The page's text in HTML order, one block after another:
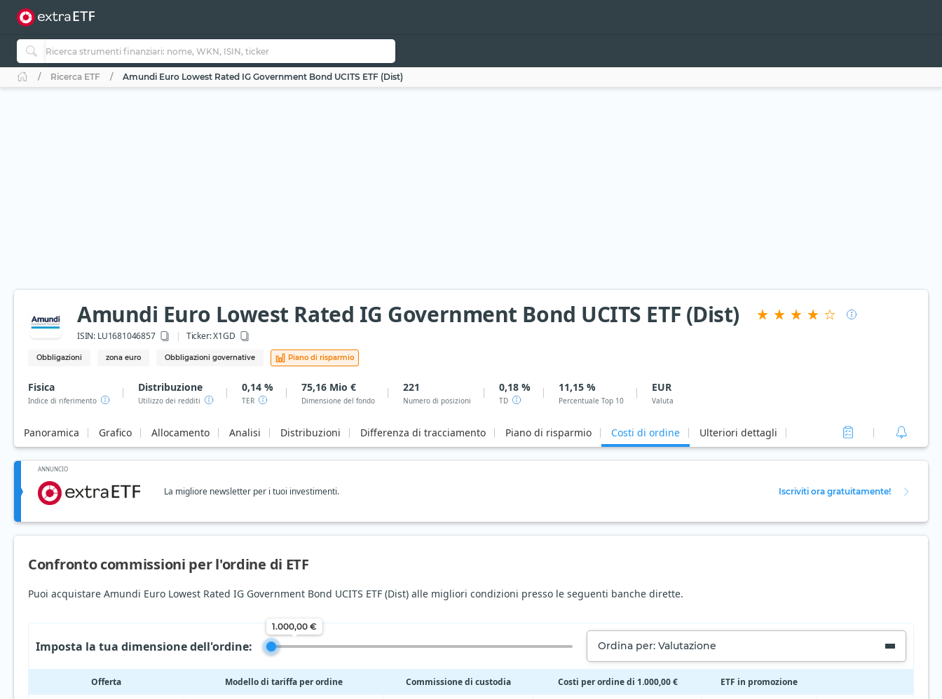
Ricerca ETF Amundi Euro Lowest Rated IG Government Bond UCITS ETF (Dist)
Amundi Euro Lowest Rated IG Government Bond UCITS ETF (Dist)
ISIN: LU1681046857 Ticker:X1GD
Obbligazioni zona euro Obbligazioni governative Piano di risparmio
Fisica
Indice di riferimento
Distribuzione
Utilizzo dei redditi
0,14 %
TER
75,16 Mio €
Dimensione del fondo
221
Numero di posizioni
0,18 %
TD
11,15 %
Percentuale Top 10
EUR
Valuta
Panoramica Grafico Allocamento Analisi Distribuzioni Differenza di tracciamento Piano di risparmio Costi di ordine Ulteriori dettagli
ANNUNCIO
La migliore newsletter per i tuoi investimenti. Iscriviti ora gratuitamente!
Confronto commissioni per l'ordine di ETF
Puoi acquistare Amundi Euro Lowest Rated IG Government Bond UCITS ETF (Dist) alle migliori condizioni presso le seguenti banche dirette.
Imposta la tua dimensione dell'ordine:
1.000,00 €
Ordina per: Valutazione
Offerta Modello di tariffa per ordine Commissione di custodia Costi per ordine di 1.000,00 € ETF in promozione